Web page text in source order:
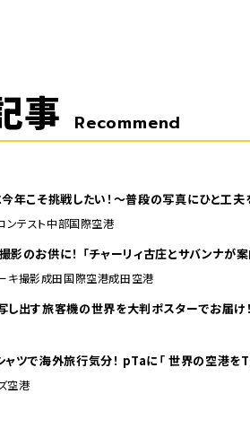
事 Recommend
年こそ挑戦したい！～普段の写真にひと工夫
ンテスト中部国際空港
影のお供に！ 「チャーリィ古庄とサバンナが
キ撮影成田国際空港成田空港
し出す旅客機の世界を大判ポスターでお届け！
この夏は空港コードTシャツで海外旅行気
空港